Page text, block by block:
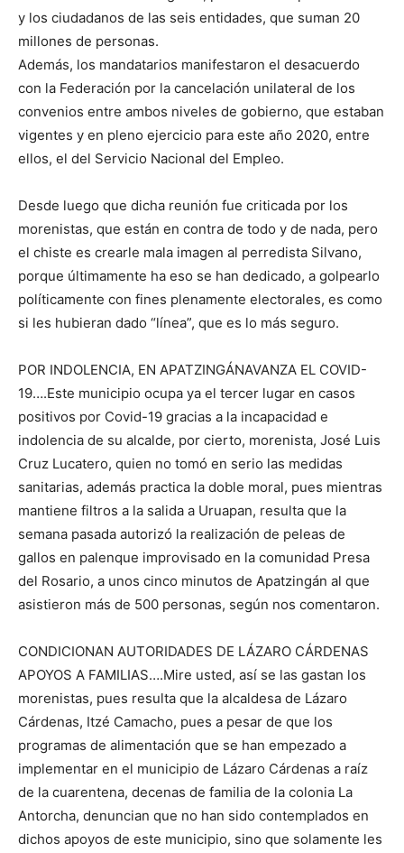
y los ciudadanos de las seis entidades, que suman 20
millones de personas.
Además, los mandatarios manifestaron el desacuerdo
con la Federación por la cancelación unilateral de los
convenios entre ambos niveles de gobierno, que estaban
vigentes y en pleno ejercicio para este año 2020, entre
ellos, el del Servicio Nacional del Empleo.
Desde luego que dicha reunión fue criticada por los
morenistas, que están en contra de todo y de nada, pero
el chiste es crearle mala imagen al perredista Silvano,
porque últimamente ha eso se han dedicado, a golpearlo
políticamente con fines plenamente electorales, es como
si les hubieran dado “línea”, que es lo más seguro.
POR INDOLENCIA, EN APATZINGÁNAVANZA EL COVID-
19….Este municipio ocupa ya el tercer lugar en casos
positivos por Covid-19 gracias a la incapacidad e
indolencia de su alcalde, por cierto, morenista, José Luis
Cruz Lucatero, quien no tomó en serio las medidas
sanitarias, además practica la doble moral, pues mientras
mantiene filtros a la salida a Uruapan, resulta que la
semana pasada autorizó la realización de peleas de
gallos en palenque improvisado en la comunidad Presa
del Rosario, a unos cinco minutos de Apatzingán al que
asistieron más de 500 personas, según nos comentaron.
CONDICIONAN AUTORIDADES DE LÁZARO CÁRDENAS
APOYOS A FAMILIAS….Mire usted, así se las gastan los
morenistas, pues resulta que la alcaldesa de Lázaro
Cárdenas, Itzé Camacho, pues a pesar de que los
programas de alimentación que se han empezado a
implementar en el municipio de Lázaro Cárdenas a raíz
de la cuarentena, decenas de familia de la colonia La
Antorcha, denuncian que no han sido contemplados en
dichos apoyos de este municipio, sino que solamente les